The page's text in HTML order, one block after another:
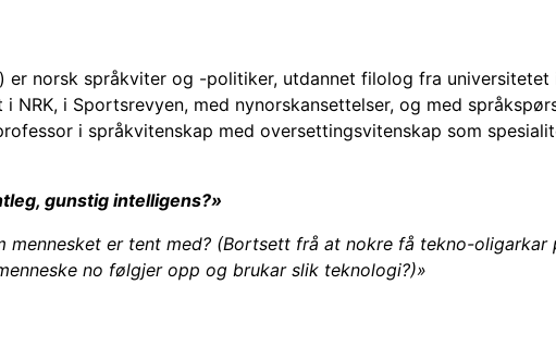
er norsk språkviter og -politiker, utdannet filolog fra universitetet
NRK, i Sportsrevyen, med nynorskansettelser, og med
i språkvitenskap med oversettingsvitenskap som
gunstig intelligens?»
mennesket er tent med? (Bortsett frå at nokre få tekno-
no følgjer opp og brukar slik teknologi?)»